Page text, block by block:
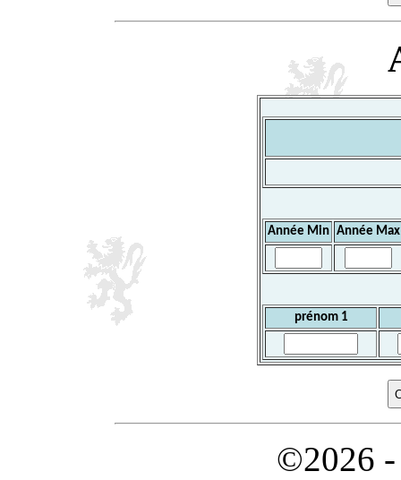
Année Min Année Max
prénom 1
©2026 -